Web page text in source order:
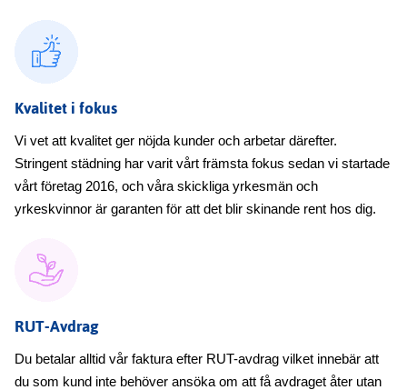
Kvalitet i fokus
Vi vet att kvalitet ger nöjda kunder och arbetar därefter.
Stringent städning har varit vårt främsta fokus sedan vi startade
vårt företag 2016, och våra skickliga yrkesmän och
yrkeskvinnor är garanten för att det blir skinande rent hos dig.
RUT-Avdrag
Du betalar alltid vår faktura efter RUT-avdrag vilket innebär att
du som kund inte behöver ansöka om att få avdraget åter utan